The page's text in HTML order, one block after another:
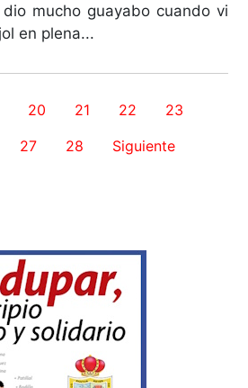
mucho guayabo cuando vi
en plena...
20 21 22
23
27 28
Siguiente